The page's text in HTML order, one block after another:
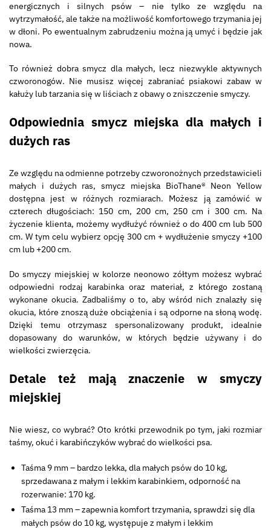
energicznych i silnych psów – nie tylko ze względu na
wytrzymałość, ale także na możliwość komfortowego trzymania jej
w dłoni. Po ewentualnym zabrudzeniu można ją umyć i będzie jak
nowa.
To również dobra smycz dla małych, lecz niezwykle aktywnych
czworonogów. Nie musisz więcej zabraniać psiakowi zabaw w
kałuży lub tarzania się w liściach z obawy o zniszczenie smyczy.
Odpowiednia smycz miejska dla małych i
dużych ras
Ze względu na odmienne potrzeby czworonożnych przedstawicieli
małych i dużych ras, smycz miejska BioThane® Neon Yellow
dostępna jest w różnych rozmiarach. Możesz ją zamówić w
czterech długościach: 150 cm, 200 cm, 250 cm i 300 cm. Na
życzenie klienta, możemy wydłużyć również o do 400 cm lub 500
cm. W tym celu wybierz opcję 300 cm + wydłużenie smyczy +100
cm lub +200 cm.
Do smyczy miejskiej w kolorze neonowo zółtym możesz wybrać
odpowiedni rodzaj karabinka oraz materiał, z którego zostaną
wykonane okucia. Zadbaliśmy o to, aby wśród nich znalazły się
okucia, które znoszą duże obciążenia i są odporne na słoną wodę.
Dzięki temu otrzymasz spersonalizowany produkt, idealnie
dopasowany do warunków, w których będzie używany i do
wielkości zwierzęcia.
Detale też mają znaczenie w smyczy
miejskiej
Nie wiesz, co wybrać? Oto krótki przewodnik po tym, jaki rozmiar
taśmy, okuć i karabińczyków wybrać do wielkości psa.
Taśma 9 mm – bardzo lekka, dla małych psów do 10 kg,
sprzedawana z małym i lekkim karabinkiem, odporność na
rozerwanie: 170 kg.
Taśma 13 mm – zapewnia komfort trzymania, sprawdzi się dla
małych psów do 10 kg, występuje z małym i lekkim